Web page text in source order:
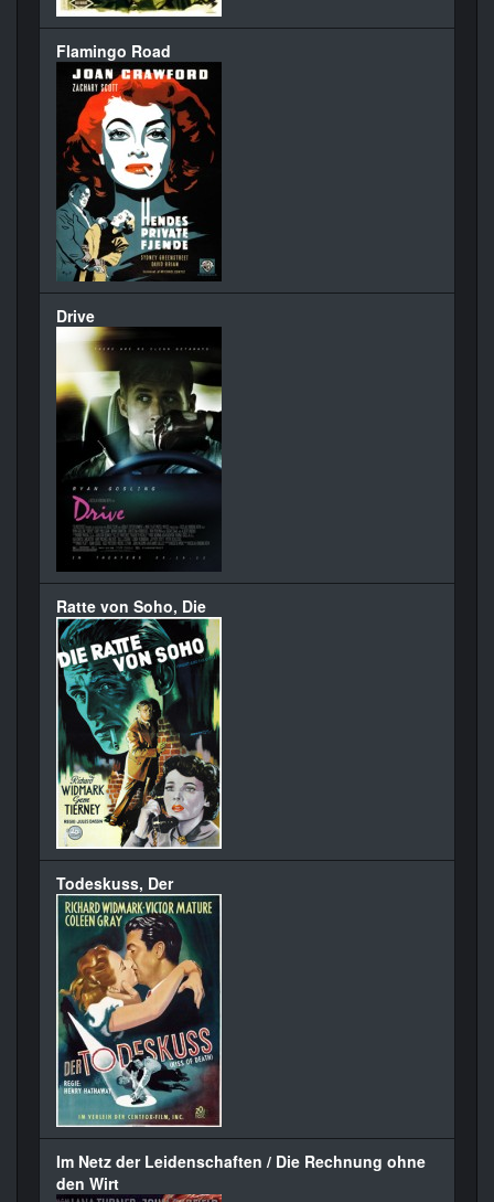
Flamingo Road
Drive
Ratte von Soho, Die
Todeskuss, Der
Im Netz der Leidenschaften / Die Rechnung ohne
den Wirt